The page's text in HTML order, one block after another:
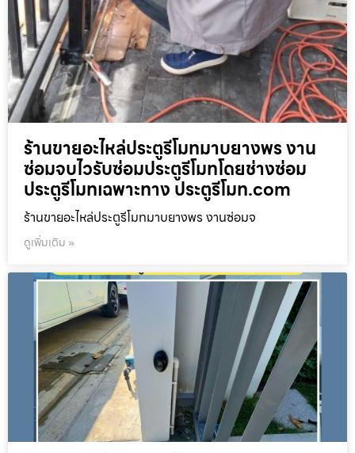
ร้านขายอะไหล่ประตูรีโมทมาบยางพร งาน
ซ่อมจบไวรับซ่อมประตูรีโมทโดยช่างซ่อม
ประตูรีโมทเฉพาะทาง ประตูรีโมท.com
ร้านขายอะไหล่ประตูรีโมทมาบยางพร งานซ่อมจ
ดูเพิ่มเติม »